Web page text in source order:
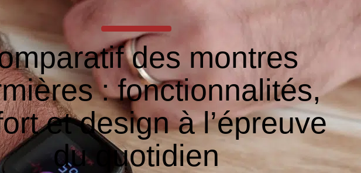
des montres
: fonctionnalités,
et design à l’épreuve
du quotidien